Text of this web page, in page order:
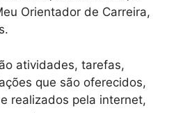
Orientador de Carreira,
atividades, tarefas,
que são oferecidos,
realizados pela internet,